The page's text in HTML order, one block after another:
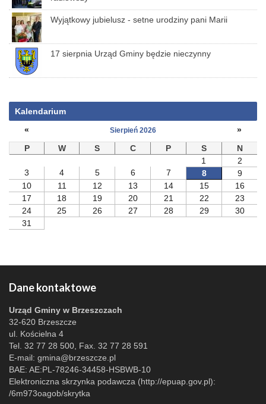
Wyjątkowy jubielusz - setne urodziny pani Marii
17 sierpnia Urząd Gminy będzie nieczynny
Kalendarium
«
Sierpień 2026
»
P
W S C P S
N
1
2
3
4 5 6 7 8
9
10
11 12 13 14 15
16
17
18 19 20 21 22
23
24
25 26 27 28 29
30
31
Dane kontaktowe
Urząd Gminy w Brzeszczach
32-620 Brzeszcze
ul. Kościelna 4
Tel. 32 77 28 500, Fax. 32 77 28 591
E-mail: gmina@brzeszcze.pl
BAE: AE:PL-78246-34458-HSBWB-10
Elektroniczna skrzynka podawcza (http://epuap.gov.pl):
/6m973oagob/skrytka